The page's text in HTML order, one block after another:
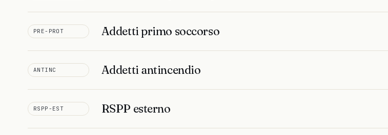
PRE-PROT Addetti primo soccorso
ANTINC Addetti antincendio
RSPP-EST RSPP esterno